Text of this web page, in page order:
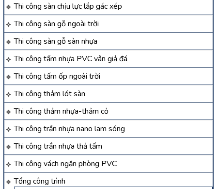
Thi công sàn chịu lực lắp gác xép
Thi công sàn gỗ ngoài trời
Thi công sàn gỗ sàn nhựa
Thi công tấm nhựa PVC vân giả đá
Thi công tấm ốp ngoài trời
Thi công thảm lót sàn
Thi công thảm nhựa-thảm cỏ
Thi công trần nhựa nano lam sóng
Thi công trần nhựa thả tấm
Thi công vách ngăn phòng PVC
Tổng công trình